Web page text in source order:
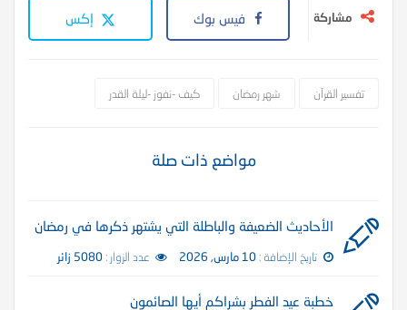
مشاركة فيس بوك إكس
تفسير القرآن شهر رمضان كيف -نفوز -ليلة القدر
مواضع ذات صلة
الأحاديث الضعيفة والباطلة التي يشتهر ذكرها في رمضان
تاريخ الإضافة :10 مارس, 2026 عدد الزوار :5080 زائر
خطبة عيد الفطر بشراكم أيها الصائمون